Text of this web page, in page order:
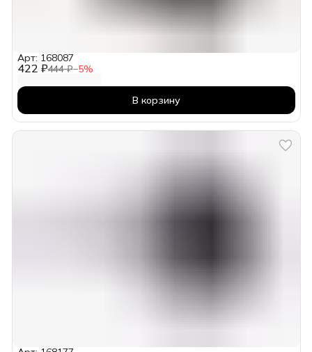
422 ₽444 ₽−5%
Арт: 168087
В корзину